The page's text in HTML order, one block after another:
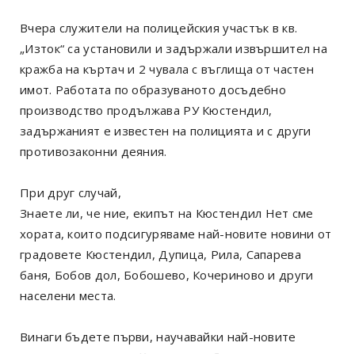
Вчера служители на полицейския участък в кв.
„Изток“ са установили и задържали извършител на
кражба на къртач и 2 чувала с въглища от частен
имот. Работата по образуваното досъдебно
производство продължава РУ Кюстендил,
задържаният е известен на полицията и с други
противозаконни деяния.
При друг случай,
Знаете ли, че ние, екипът на Кюстендил Нет сме
хората, които подсигуряваме най-новите новини от
градовете Кюстендил, Дупица, Рила, Сапарева
баня, Бобов дол, Бобошево, Кочериново и други
населени места.
Винаги бъдете първи, научавайки най-новите